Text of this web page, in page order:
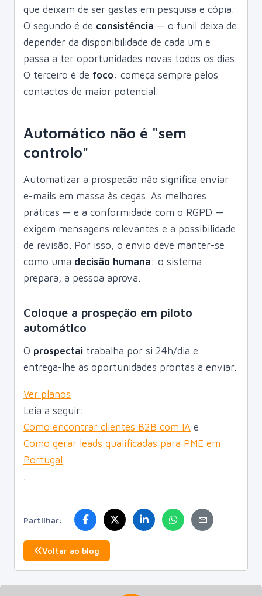
que deixam de ser gastas em pesquisa e cópia.
O segundo é de consistência — o funil deixa de
depender da disponibilidade de cada um e
passa a ter oportunidades novas todos os dias.
O terceiro é de foco: começa sempre pelos
contactos de maior potencial.
Automático não é "sem
controlo"
Automatizar a prospeção não significa enviar
e-mails em massa às cegas. As melhores
práticas — e a conformidade com o RGPD —
exigem mensagens relevantes e a possibilidade
de revisão. Por isso, o envio deve manter-se
como uma decisão humana: o sistema
prepara, a pessoa aprova.
Coloque a prospeção em piloto
automático
O prospectai trabalha por si 24h/dia e
entrega-lhe as oportunidades prontas a enviar.
Ver planos
Leia a seguir:
Como encontrar clientes B2B com IA e
Como gerar leads qualificadas para PME em
Portugal
.
Partilhar:
Voltar ao blog